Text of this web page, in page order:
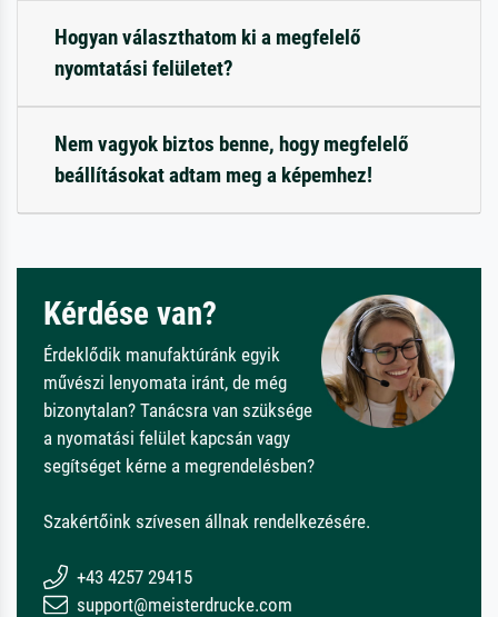
Hogyan választhatom ki a megfelelő
nyomtatási felületet?
Nem vagyok biztos benne, hogy megfelelő
beállításokat adtam meg a képemhez!
Kérdése van?
Érdeklődik manufaktúránk egyik
művészi lenyomata iránt, de még
bizonytalan? Tanácsra van szüksége
a nyomatási felület kapcsán vagy
segítséget kérne a megrendelésben?
Szakértőink szívesen állnak rendelkezésére.
+43 4257 29415
support@meisterdrucke.com